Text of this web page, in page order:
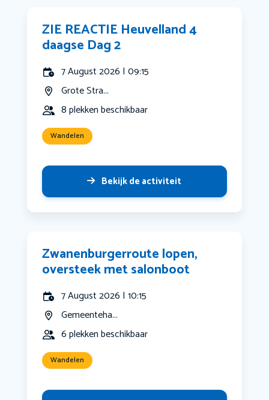
ZIE REACTIE Heuvelland 4
daagse Dag 2
7 August 2026 | 09:15
Grote Stra...
8 plekken beschikbaar
Wandelen
Bekijk de activiteit
Zwanenburgerroute lopen,
oversteek met salonboot
7 August 2026 | 10:15
Gemeenteha...
6 plekken beschikbaar
Wandelen